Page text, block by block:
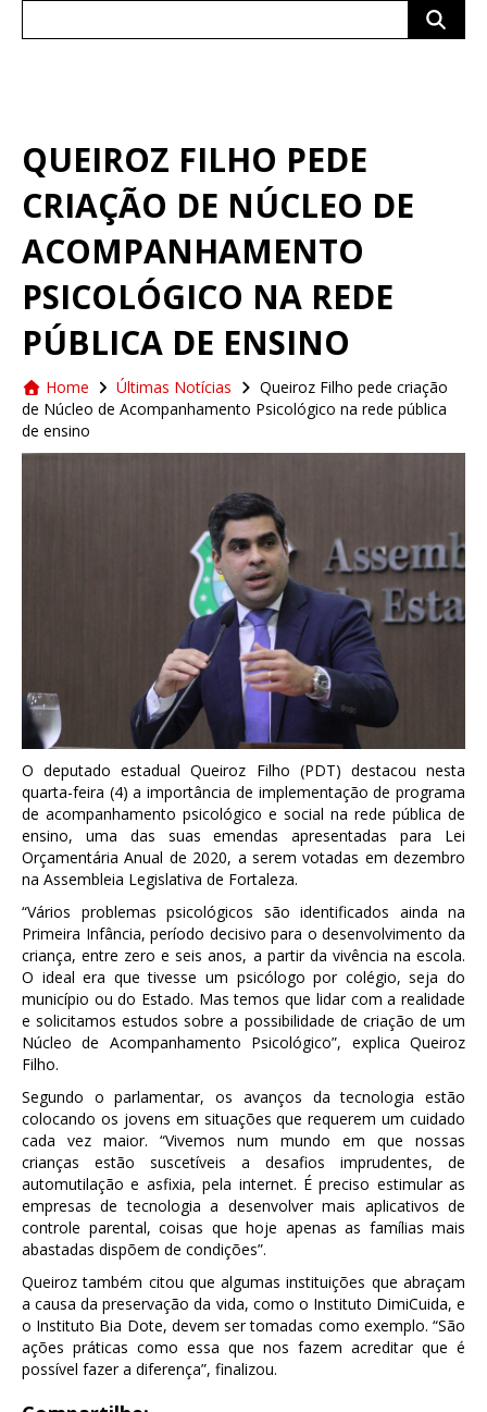
QUEIROZ FILHO PEDE
CRIAÇÃO DE NÚCLEO DE
ACOMPANHAMENTO
PSICOLÓGICO NA REDE
PÚBLICA DE ENSINO
Home Últimas Notícias
Queiroz Filho pede criação
de Núcleo de Acompanhamento Psicológico na rede pública
de ensino
O deputado estadual Queiroz Filho (PDT) destacou nesta
quarta-feira (4) a importância de implementação de programa
de acompanhamento psicológico e social na rede pública de
ensino, uma das suas emendas apresentadas para Lei
Orçamentária Anual de 2020, a serem votadas em dezembro
na Assembleia Legislativa de Fortaleza.
“Vários problemas psicológicos são identificados ainda na
Primeira Infância, período decisivo para o desenvolvimento da
criança, entre zero e seis anos, a partir da vivência na escola.
O ideal era que tivesse um psicólogo por colégio, seja do
município ou do Estado. Mas temos que lidar com a realidade
e solicitamos estudos sobre a possibilidade de criação de um
Núcleo de Acompanhamento Psicológico”, explica Queiroz
Filho.
Segundo o parlamentar, os avanços da tecnologia estão
colocando os jovens em situações que requerem um cuidado
cada vez maior. “Vivemos num mundo em que nossas
crianças estão suscetíveis a desafios imprudentes, de
automutilação e asfixia, pela internet. É preciso estimular as
empresas de tecnologia a desenvolver mais aplicativos de
controle parental, coisas que hoje apenas as famílias mais
abastadas dispõem de condições”.
Queiroz também citou que algumas instituições que abraçam
a causa da preservação da vida, como o Instituto DimiCuida, e
o Instituto Bia Dote, devem ser tomadas como exemplo. “São
ações práticas como essa que nos fazem acreditar que é
possível fazer a diferença”, finalizou.